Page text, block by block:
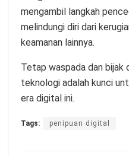
mengambil langkah
melindungi diri dari
keamanan lainnya.
Tetap waspada dan bijak
teknologi adalah kunci
era digital ini.
Tags: penipuan digital